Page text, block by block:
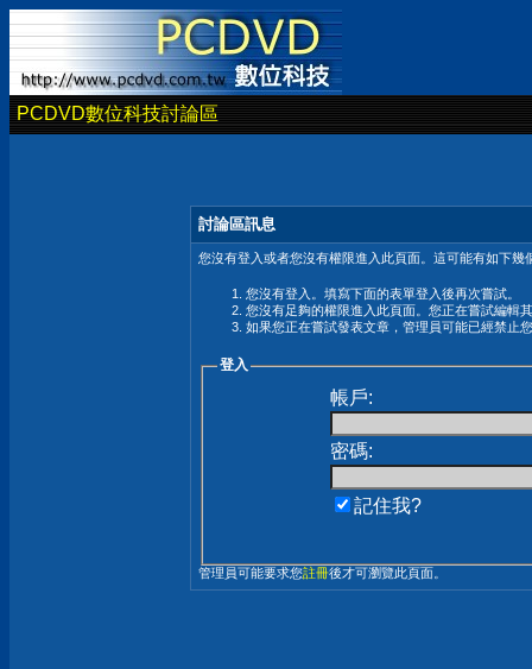
PCDVD數位科技討論區
討論區訊息
您沒有登入或者您沒有權限進入此頁面。這可能有如下幾
您沒有登入。填寫下面的表單登入後再次嘗試。
您沒有足夠的權限進入此頁面。您正在嘗試編輯
如果您正在嘗試發表文章，管理員可能已經禁止
登入
帳戶:
密碼:
記住我?
管理員可能要求您註冊後才可瀏覽此頁面。